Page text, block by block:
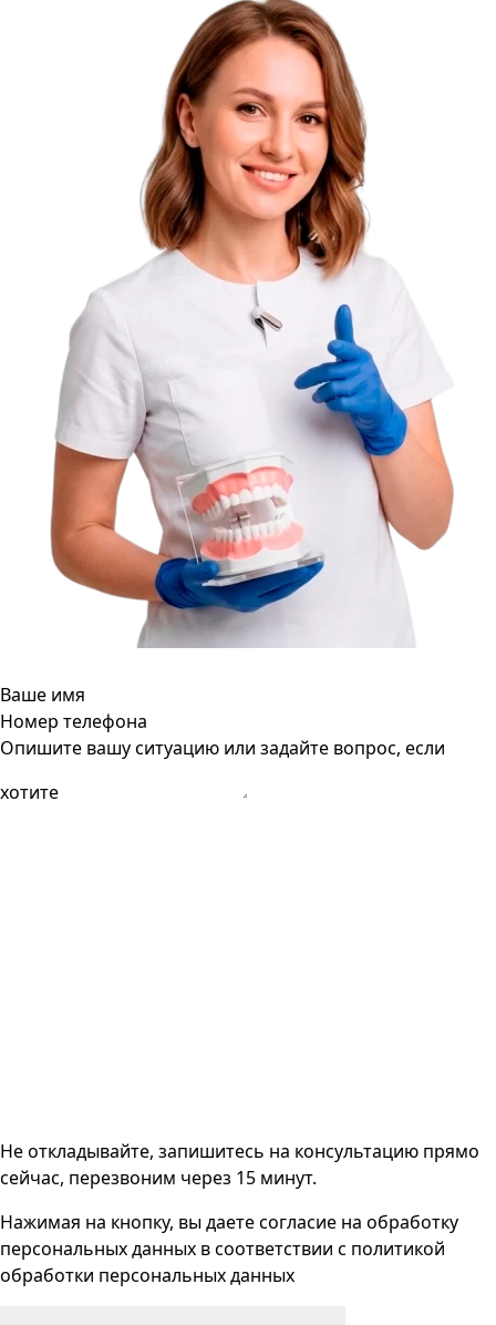
Ваше имя
Номер телефона
Опишите вашу ситуацию или задайте вопрос, если
хотите
Не откладывайте, запишитесь на консультацию прямо
сейчас, перезвоним через 15 минут.
Нажимая на кнопку, вы даете согласие на обработку
персональных данных в соответствии с политикой
обработки персональных данных